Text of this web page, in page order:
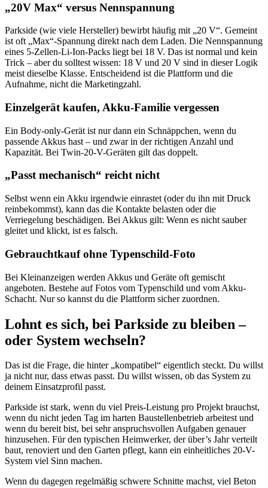
„20V Max“ versus Nennspannung
Parkside (wie viele Hersteller) bewirbt häufig mit „20 V“. Gemeint
ist oft „Max“-Spannung direkt nach dem Laden. Die Nennspannung
eines 5-Zellen-Li-Ion-Packs liegt bei 18 V. Das ist normal und kein
Trick – aber du solltest wissen: 18 V und 20 V sind in dieser Logik
meist dieselbe Klasse. Entscheidend ist die Plattform und die
Aufnahme, nicht die Marketingzahl.
Einzelgerät kaufen, Akku-Familie vergessen
Ein Body-only-Gerät ist nur dann ein Schnäppchen, wenn du
passende Akkus hast – und zwar in der richtigen Anzahl und
Kapazität. Bei Twin-20-V-Geräten gilt das doppelt.
„Passt mechanisch“ reicht nicht
Selbst wenn ein Akku irgendwie einrastet (oder du ihn mit Druck
reinbekommst), kann das die Kontakte belasten oder die
Verriegelung beschädigen. Bei Akkus gilt: Wenn es nicht sauber
gleitet und klickt, ist es falsch.
Gebrauchtkauf ohne Typenschild-Foto
Bei Kleinanzeigen werden Akkus und Geräte oft gemischt
angeboten. Bestehe auf Fotos vom Typenschild und vom Akku-
Schacht. Nur so kannst du die Plattform sicher zuordnen.
Lohnt es sich, bei Parkside zu bleiben –
oder System wechseln?
Das ist die Frage, die hinter „kompatibel“ eigentlich steckt. Du willst
ja nicht nur, dass etwas passt. Du willst wissen, ob das System zu
deinem Einsatzprofil passt.
Parkside ist stark, wenn du viel Preis-Leistung pro Projekt brauchst,
wenn du nicht jeden Tag im harten Baustellenbetrieb arbeitest und
wenn du bereit bist, bei sehr anspruchsvollen Aufgaben genauer
hinzusehen. Für den typischen Heimwerker, der über’s Jahr verteilt
baut, renoviert und den Garten pflegt, kann ein einheitliches 20-V-
System viel Sinn machen.
Wenn du dagegen regelmäßig schwere Schnitte machst, viel Beton